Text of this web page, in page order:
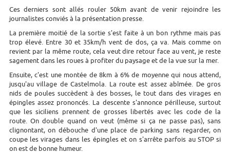
Ces derniers sont allés rouler 50km avant de venir rejoindre les
journalistes conviés à la présentation presse.
La première moitié de la sortie s'est faite à un bon rythme mais pas
trop élevé. Entre 30 et 35km/h vent de dos, ça va. Mais comme on
revient par la même route, cela veut dire retour face au vent, je reste
sagement dans les roues à profiter du paysage et de la vue sur la mer.
Ensuite, c'est une montée de 8km à 6% de moyenne qui nous attend,
jusqu'au village de Castelmola. La route est assez abîmée. De gros
nids de poules succèdent à des bosses, le tout dans des virages en
épingles assez prononcés. La descente s'annonce périlleuse, surtout
que les siciliens prennent de grosses libertés avec les code de la
route. On double quand on veut (même si ça ne passe pas), sans
clignontant, on débouche d'une place de parking sans regarder, on
coupe les virages dans les épingles et on s'arrête parfois au STOP si
on est de bonne humeur.